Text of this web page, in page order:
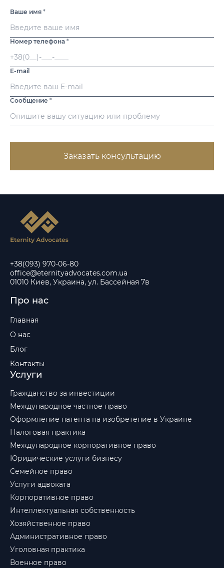
Ваше имя *
Номер телефона *
E-mail
Сообщение *
Заказать консультацию
+38(093) 970-06-80
office@eternityadvocates.com.ua
01010 Киев, Украина, ул. Бассейная 7в
Про нас
Главная
О нас
Блог
Контакты
Услуги
Гражданство за инвестиции
Международное частное право
Оформление патента на изобретение в Украине
Налоговая практика
Международное корпоративное право
Юридические услуги бизнесу
Семейное право
Услуги адвоката
Корпоративное право
Интеллектуальная собственность
Хозяйственное право
Административное право
Уголовная практика
Военное право